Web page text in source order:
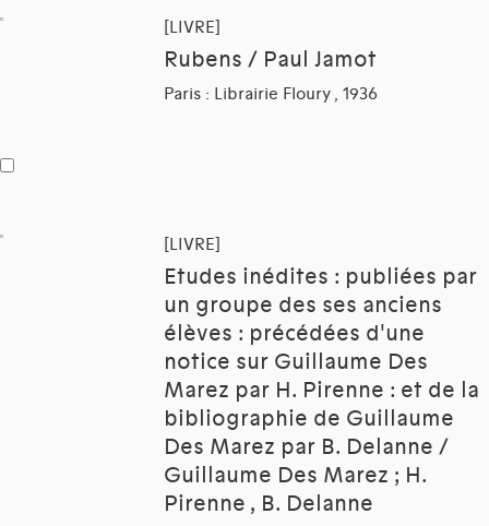
[LIVRE]
Rubens / Paul Jamot
Paris : Librairie Floury , 1936
[LIVRE]
Etudes inédites : publiées par
un groupe des ses anciens
élèves : précédées d'une
notice sur Guillaume Des
Marez par H. Pirenne : et de la
bibliographie de Guillaume
Des Marez par B. Delanne /
Guillaume Des Marez ; H.
Pirenne , B. Delanne